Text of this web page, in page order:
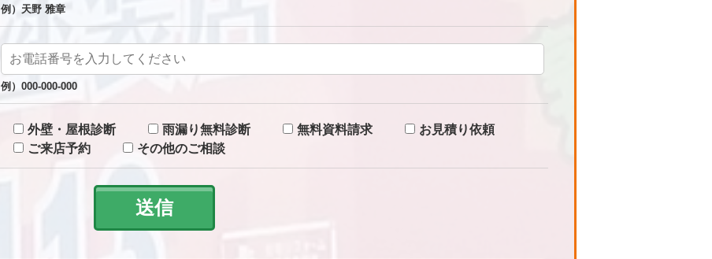
例）天野 雅章
例）000-000-000
外壁・屋根診断 雨漏り無料診断 無料資料請求
お見積り依頼
ご来店予約
その他のご相談